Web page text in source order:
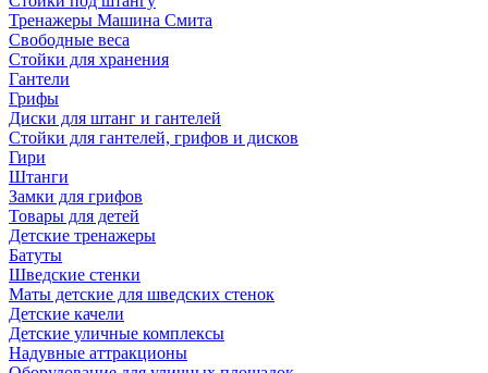
Тренажеры Машина Смита
Свободные веса
Стойки для хранения
Гантели
Грифы
Диски для штанг и гантелей
Стойки для гантелей, грифов и дисков
Гири
Штанги
Замки для грифов
Товары для детей
Детские тренажеры
Батуты
Шведские стенки
Маты детские для шведских стенок
Детские качели
Детские уличные комплексы
Надувные аттракционы